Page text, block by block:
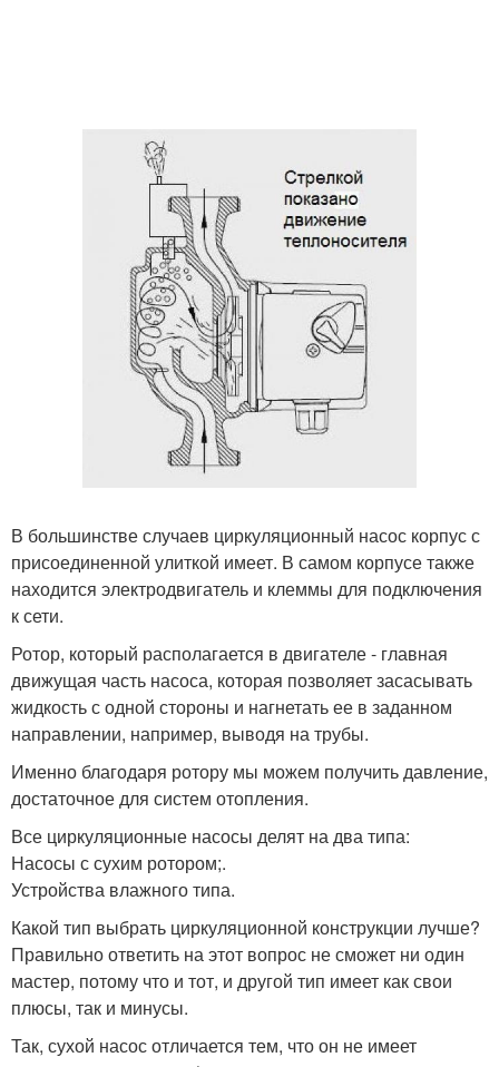
В большинстве случаев циркуляционный насос корпус с
присоединенной улиткой имеет. В самом корпусе также
находится электродвигатель и клеммы для подключения
к сети.
Ротор, который располагается в двигателе - главная
движущая часть насоса, которая позволяет засасывать
жидкость с одной стороны и нагнетать ее в заданном
направлении, например, выводя на трубы.
Именно благодаря ротору мы можем получить давление,
достаточное для систем отопления.
Все циркуляционные насосы делят на два типа:
Насосы с сухим ротором;.
Устройства влажного типа.
Какой тип выбрать циркуляционной конструкции лучше?
Правильно ответить на этот вопрос не сможет ни один
мастер, потому что и тот, и другой тип имеет как свои
плюсы, так и минусы.
Так, сухой насос отличается тем, что он не имеет